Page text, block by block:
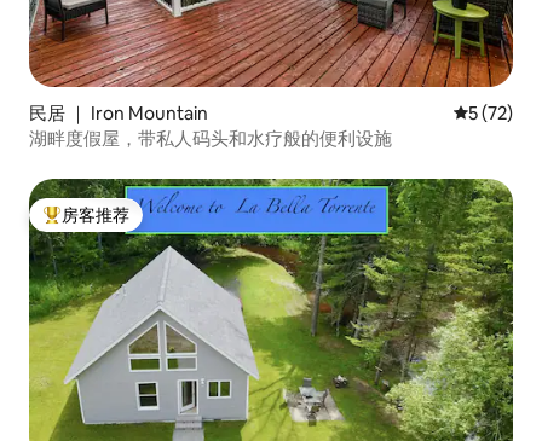
民居 ｜ Iron Mountain 平均评分
5 (72)
湖畔度假屋，带私人码头和水疗般的便利设施
热门「房客推荐」
房客推荐